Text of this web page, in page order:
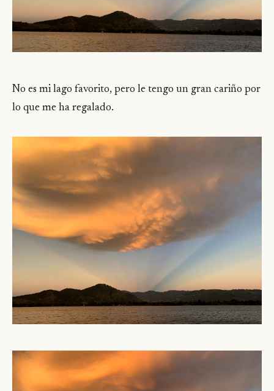
No es mi lago favorito, pero le tengo un gran cariño por
lo que me ha regalado.